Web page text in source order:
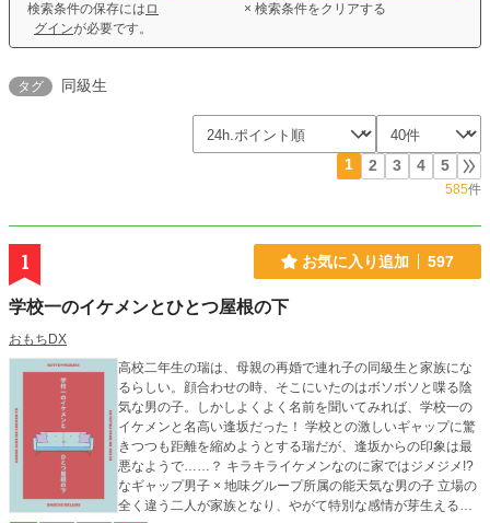
検索条件の保存には ロ
グインが必要です。
× 検索条件をクリアする
タグ 同級生
1 2 3 4 5
585件
1 お気に入り追加 597
学校一のイケメンとひとつ屋根の下
おもちDX
高校二年生の瑞は、母親の再婚で連れ子の同級生と家族にな
るらしい。顔合わせの時、そこにいたのはボソボソと喋る陰
気な男の子。しかしよくよく名前を聞いてみれば、学校一の
イケメンと名高い逢坂だった！ 学校との激しいギャップに驚
きつつも距離を縮めようとする瑞だが、逢坂からの印象は最
悪なようで……？ キラキライケメンなのに家ではジメジメ!?
なギャップ男子 × 地味グループ所属の能天気な男の子 立場の
全く違う二人が家族となり、やがて特別な感情が芽生えるラ